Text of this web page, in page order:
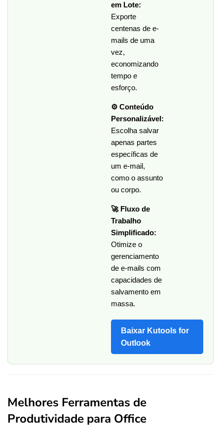
em Lote:
Exporte
centenas de e-
mails de uma
vez,
economizando
tempo e
esforço.
⚙️ Conteúdo
Personalizável:
Escolha salvar
apenas partes
específicas de
um e-mail,
como o assunto
ou corpo.
🚀 Fluxo de
Trabalho
Simplificado:
Otimize o
gerenciamento
de e-mails com
capacidades de
salvamento em
massa.
Baixar Kutools for
Outlook
Melhores Ferramentas de
Produtividade para Office